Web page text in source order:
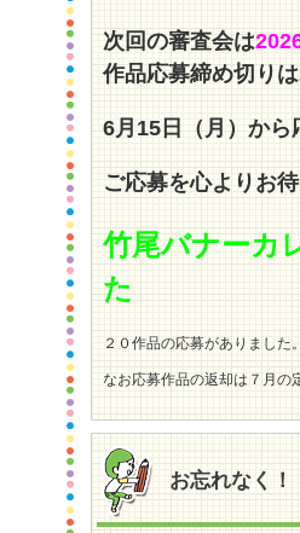
次回の審査会は
作品応募締め切り
6月15日（月）か
ご応募を心よりお
竹尾バナーカ
た
２０作品の応募がありまし
なお応募作品の返却は７月の
お忘れなく